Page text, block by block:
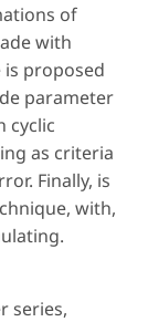
of
with
proposed
parameter
cyclic
as criteria
Finally, is
with,
series,